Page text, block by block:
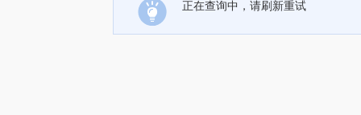
正在查询中，请刷新重试